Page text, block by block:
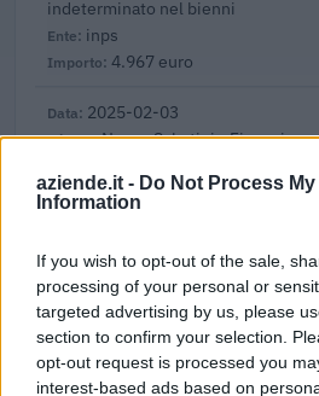
aziende.it - Do Not Process My
Information
If you wish to opt-out of the sale,
processing of your personal or
targeted advertising by us, please
section to confirm your selection.
opt-out request is processed you
interest-based ads based on
indeterminato nel bienni
inps
4.967 euro
2025-02-03
Nuova Sabatini -
piccole e medi
Ministero delle Imprese e del
9.106 euro
2025-02-03
Esonero dal versamento
per l'assunzione di giovani
L. 178/